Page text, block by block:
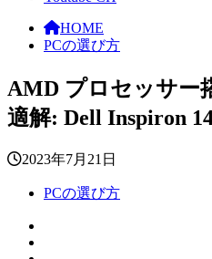
HOME
PCの選び方
AMD プロセッサー
適解: Dell Inspiron
2023年7月21日
PCの選び方